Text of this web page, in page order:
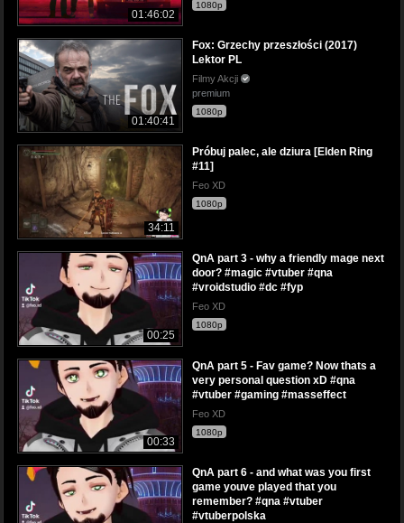
01:46:02
1080p
01:40:41
Fox: Grzechy przeszłości (2017)
Lektor PL
Filmy Akcji
premium
1080p
34:11
Próbuj palec, ale dziura [Elden Ring
#11]
Feo XD
1080p
00:25
QnA part 3 - why a friendly mage next
door? #magic #vtuber #qna
#vroidstudio #dc #fyp
Feo XD
1080p
00:33
QnA part 5 - Fav game? Now thats a
very personal question xD #qna
#vtuber #gaming #masseffect
Feo XD
1080p
QnA part 6 - and what was you first
game youve played that you
remember? #qna #vtuber
#vtuberpolska